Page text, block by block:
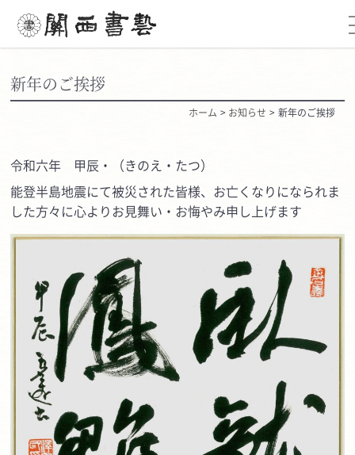
新年のご挨拶
ホーム お知らせ 新年のご挨拶
令和六年 甲辰・（きのえ・たつ）
能登半島地震にて被災された皆様、お亡くなりになられま
した方々に心よりお見舞い・お悔やみ申し上げます